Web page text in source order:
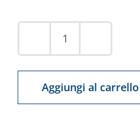
Tappeto
6969
quantità
Aggiungi al carrello